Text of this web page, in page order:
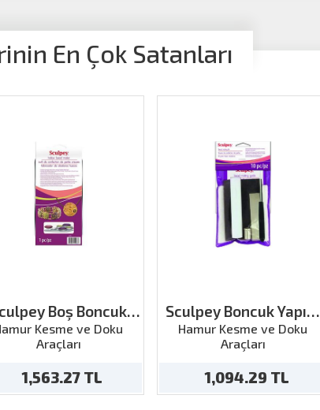
En Çok Satanları
Boş Boncuk
Yapım Seti
Kesme ve Doku
Araçları
1,563.27 TL
Sculpey Boncuk Yapım
Kiti
Hamur Kesme ve Doku
Araçları
1,094.29 TL